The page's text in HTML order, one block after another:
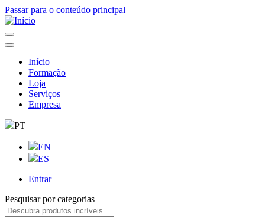
Passar para o conteúdo principal
Navegação
principal
Início
Formação
Loja
Serviços
Empresa
PT
EN
ES
account
menu
Entrar
Pesquisar por categorias